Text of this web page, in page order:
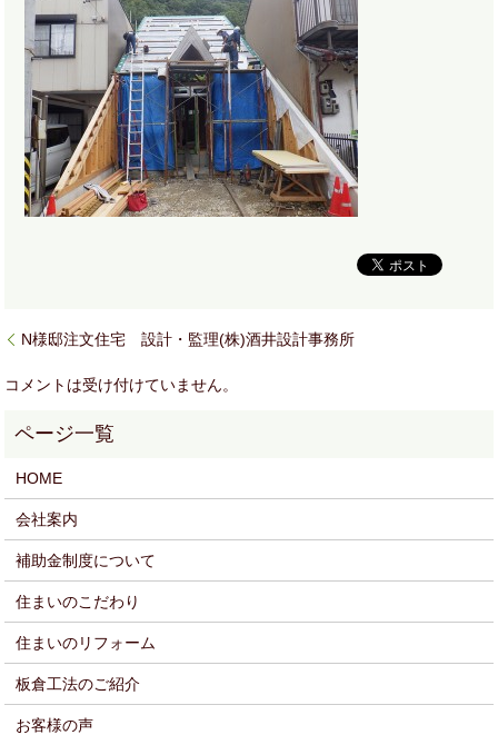
N様邸注文住宅 設計・監理(株)酒井設計事務所
コメントは受け付けていません。
HOME
会社案内
補助金制度について
住まいのこだわり
住まいのリフォーム
板倉工法のご紹介
お客様の声